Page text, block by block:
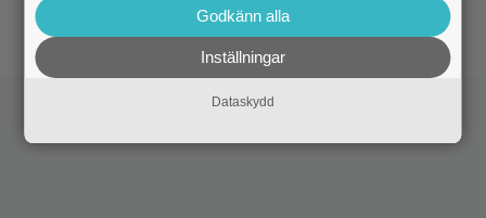
hoppas nya filmen blir en snackis
Godkänn alla
Inställningar
Dataskydd